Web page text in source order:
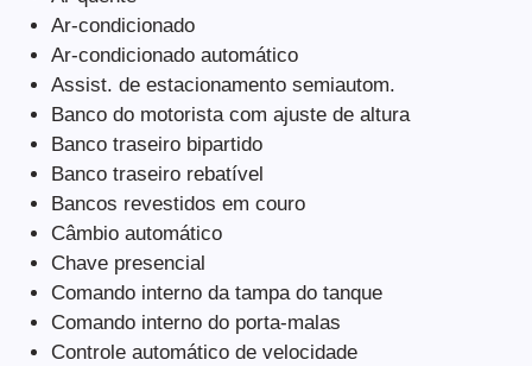
Ar-condicionado
Ar-condicionado automático
Assist. de estacionamento semiautom.
Banco do motorista com ajuste de altura
Banco traseiro bipartido
Banco traseiro rebatível
Bancos revestidos em couro
Câmbio automático
Chave presencial
Comando interno da tampa do tanque
Comando interno do porta-malas
Controle automático de velocidade